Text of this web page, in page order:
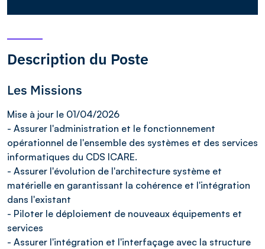
Description du Poste
Les Missions
Mise à jour le 01/04/2026
- Assurer l'administration et le fonctionnement
opérationnel de l'ensemble des systèmes et des services
informatiques du CDS ICARE.
- Assurer l'évolution de l'architecture système et
matérielle en garantissant la cohérence et l'intégration
dans l'existant
- Piloter le déploiement de nouveaux équipements et
services
- Assurer l'intégration et l'interfaçage avec la structure